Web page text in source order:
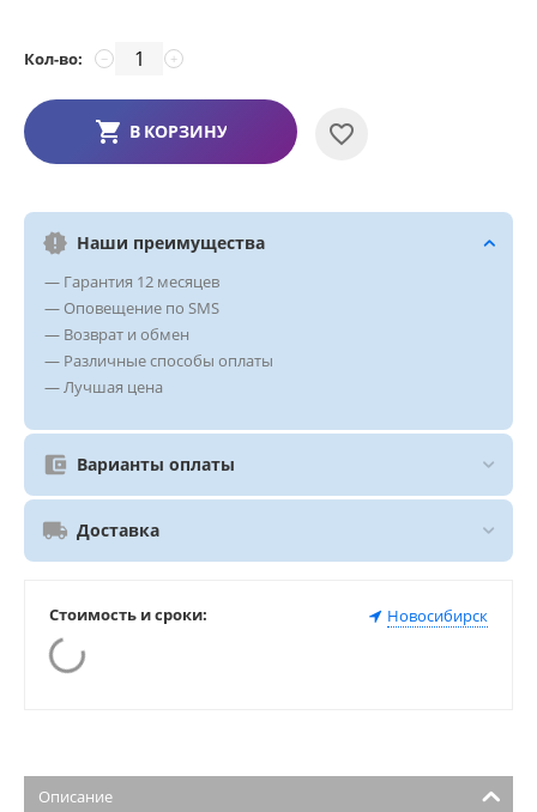
Кол-во: +
−
В КОРЗИНУ
Наши преимущества
— Гарантия 12 месяцев
— Оповещение по SMS
— Возврат и обмен
— Различные способы оплаты
— Лучшая цена
Варианты оплаты
Доставка
Стоимость и сроки: Новосибирск
Описание